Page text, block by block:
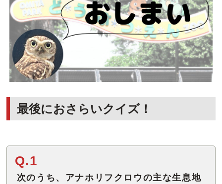
最後におさらいクイズ！
Q.1
次のうち、アナホリフクロウの主な生息地